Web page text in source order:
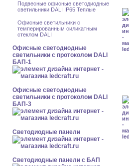
Подвесные офисные светодиодные
светильники DALI IP65 Теплые
Офисные светильники с
темперированным силикатным
стеклом DALI
Офисные светодиодные
светильники с протоколом DALI
БАП-1
Офисные светодиодные
светильники с протоколом DALI
БАП-3
Cветодиодные панели
Cветодиодные панели с БАП